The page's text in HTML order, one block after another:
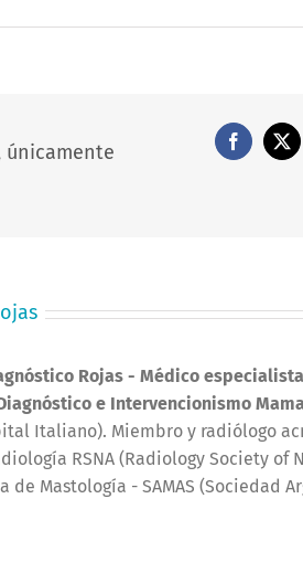
únicamente
Facebook
X
Rojas - Médico
e Intervencionismo
Italiano). Miembro y radiólogo
RSNA (Radiology Society of
de Mastología - SAMAS (Sociedad